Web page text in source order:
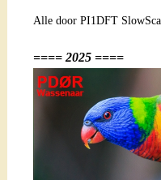
Alle door PI1DFT
==== 2025 ====